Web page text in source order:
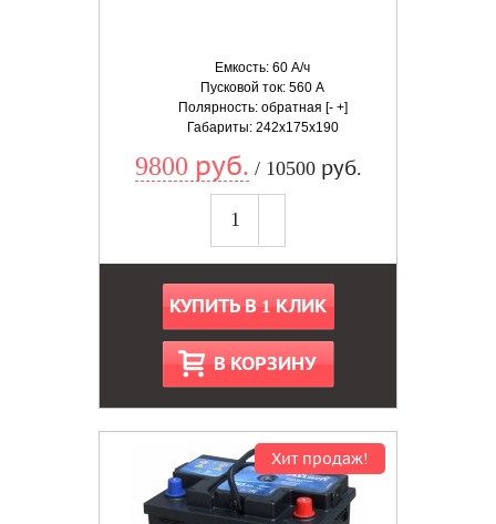
Емкость: 60 А/ч
Пусковой ток: 560 А
Полярность: обратная [- +]
Габариты: 242x175x190
9800 руб. / 10500 руб.
КУПИТЬ В 1 КЛИК
В КОРЗИНУ
Хит продаж!